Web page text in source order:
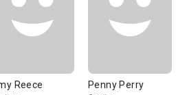
Reece Penny Perry